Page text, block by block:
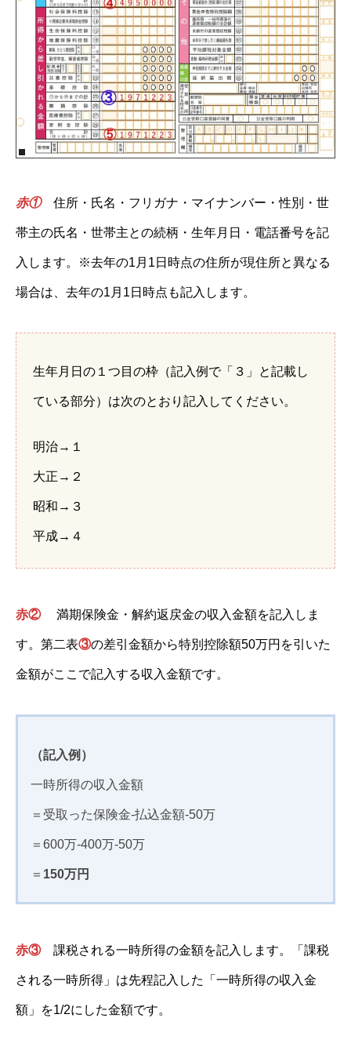
赤①住所・氏名・フリガナ・マイナンバー・性別・世
帯主の氏名・世帯主との続柄・生年月日・電話番号を記
入します。※去年の1月1日時点の住所が現住所と異なる
場合は、去年の1月1日時点も記入します。
生年月日の１つ目の枠（記入例で「３」と記載し
ている部分）は次のとおり記入してください。
明治→１
大正→２
昭和→３
平成→４
赤②満期保険金・解約返戻金の収入金額を記入しま
す。第二表③の差引金額から特別控除額50万円を引いた
金額がここで記入する収入金額です。
（記入例）
一時所得の収入金額
＝受取った保険金-払込金額-50万
＝600万-400万-50万
＝ 150万円
赤③課税される一時所得の金額を記入します。「課税
される一時所得」は先程記入した「一時所得の収入金
額」を1/2にした金額です。